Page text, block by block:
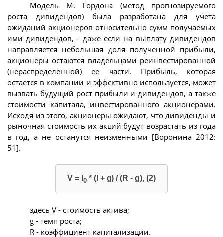
Модель М. Гордона (метод прогнозируемого
роста дивидендов) была разработана для учета
ожиданий акционеров относительно сумм получаемых
ими дивидендов, - даже если на выплату дивидендов
направляется небольшая доля полученной прибыли,
акционеры остаются владельцами реинвестированной
(нераспределенной) ее части. Прибыль, которая
остается в компании и эффективно используется, может
вызвать будущий рост прибыли и дивидендов, а также
стоимости капитала, инвестированного акционерами.
Исходя из этого, акционеры ожидают, что дивиденды и
рыночная стоимость их акций будут возрастать из года
в год, а не останутся неизменными [Воронина 2012:
51].
V = I 0 * (l + g) / (R - g), (2)
здесь V - стоимость актива;
g - темп роста;
R - коэффициент капитализации.